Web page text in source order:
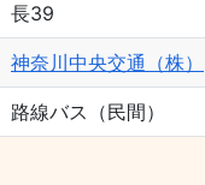
長39
神奈川中央交通（株）
路線バス（民間）